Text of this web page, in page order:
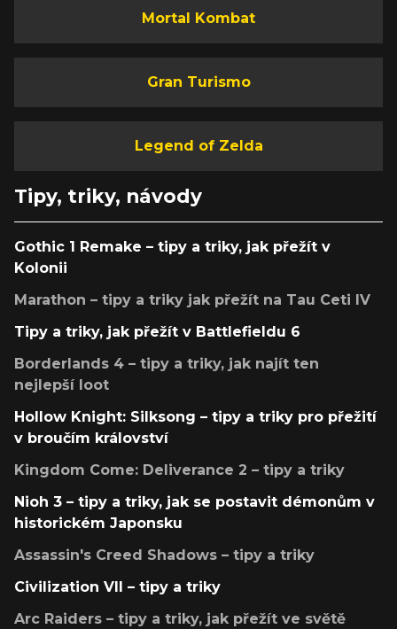
Mortal Kombat
Gran Turismo
Legend of Zelda
Tipy, triky, návody
Gothic 1 Remake – tipy a triky, jak přežít v
Kolonii
Marathon – tipy a triky jak přežít na Tau Ceti IV
Tipy a triky, jak přežít v Battlefieldu 6
Borderlands 4 – tipy a triky, jak najít ten
nejlepší loot
Hollow Knight: Silksong – tipy a triky pro přežití
v broučím království
Kingdom Come: Deliverance 2 – tipy a triky
Nioh 3 – tipy a triky, jak se postavit démonům v
historickém Japonsku
Assassin's Creed Shadows – tipy a triky
Civilization VII – tipy a triky
Arc Raiders – tipy a triky, jak přežít ve světě